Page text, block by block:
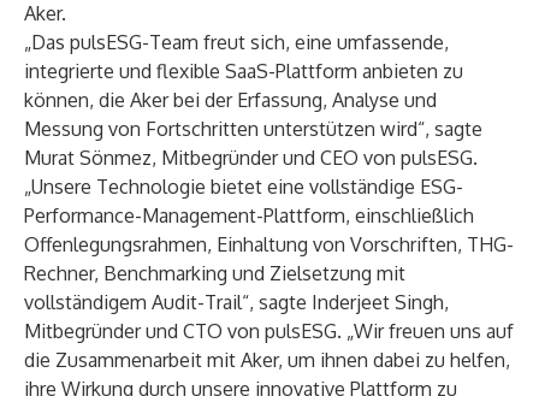
Aker.
„Das pulsESG-Team freut sich, eine umfassende,
integrierte und flexible SaaS-Plattform anbieten zu
können, die Aker bei der Erfassung, Analyse und
Messung von Fortschritten unterstützen wird“, sagte
Murat Sönmez, Mitbegründer und CEO von pulsESG.
„Unsere Technologie bietet eine vollständige ESG-
Performance-Management-Plattform, einschließlich
Offenlegungsrahmen, Einhaltung von Vorschriften, THG-
Rechner, Benchmarking und Zielsetzung mit
vollständigem Audit-Trail“, sagte Inderjeet Singh,
Mitbegründer und CTO von pulsESG. „Wir freuen uns auf
die Zusammenarbeit mit Aker, um ihnen dabei zu helfen,
ihre Wirkung durch unsere innovative Plattform zu